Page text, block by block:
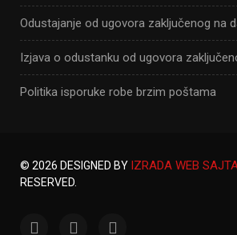
Odustajanje od ugovora zaključenog na
Izjava o odustanku od ugovora
Politika isporuke robe brzim poštama
© 2026 DESIGNED BY IZRADA WEB
RESERVED.